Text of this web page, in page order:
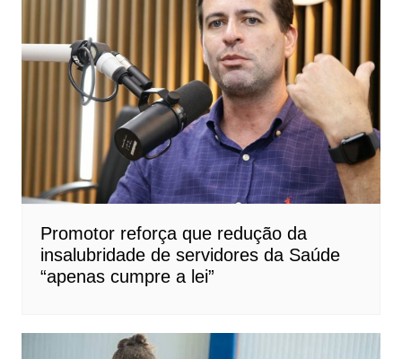
Promotor reforça que redução da
insalubridade de servidores da Saúde
“apenas cumpre a lei”